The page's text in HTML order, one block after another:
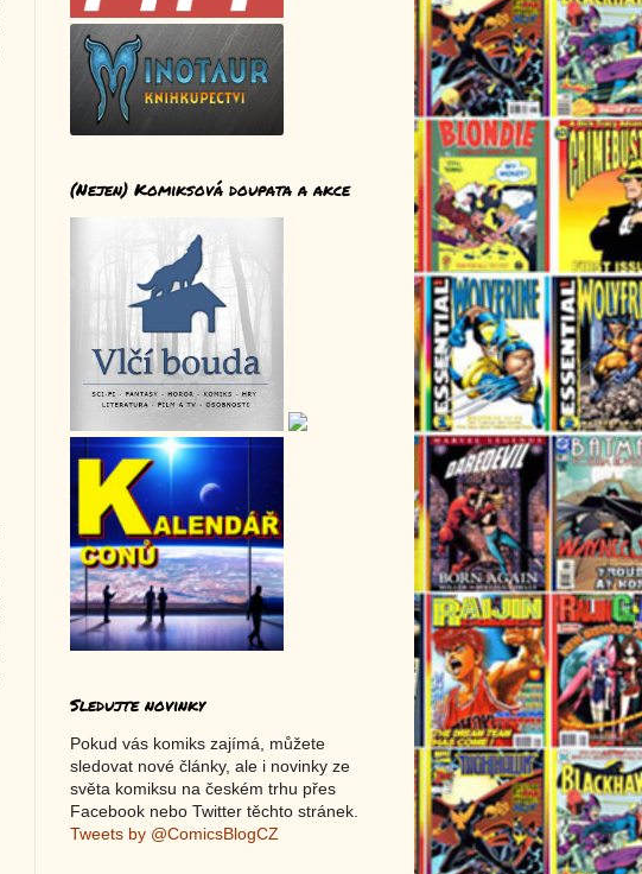
(Nejen) Komiksová doupata a akce
Sledujte novinky
Pokud vás komiks zajímá, můžete
sledovat nové články, ale i novinky ze
světa komiksu na českém trhu přes
Facebook nebo Twitter těchto stránek.
Tweets by @ComicsBlogCZ